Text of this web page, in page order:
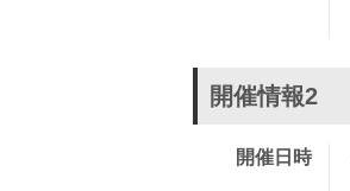
開催情報2
開催日時